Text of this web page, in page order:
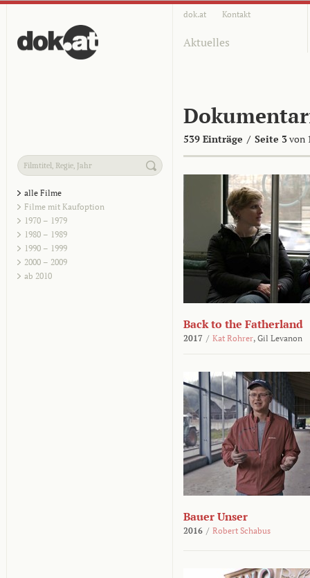
dok.at Kontakt
Aktuelles
539 Einträge / Seite 3von
alle Filme
Filme mit Kaufoption
1970 – 1979
1980 – 1989
1990 – 1999
2000 – 2009
ab 2010
Back to the Fatherland
2017 / Kat Rohrer, Gil Levanon
Bauer Unser
2016 / Robert Schabus